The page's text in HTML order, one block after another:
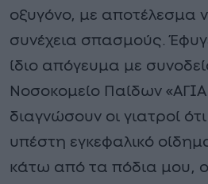
οξυγόνο, με αποτέλεσμα
συνέχεια σπασμούς.
ίδιο απόγευμα με
Νοσοκομείο Παίδων
διαγνώσουν οι γιατροί
υπέστη εγκεφαλικό
κάτω από τα πόδια μου,